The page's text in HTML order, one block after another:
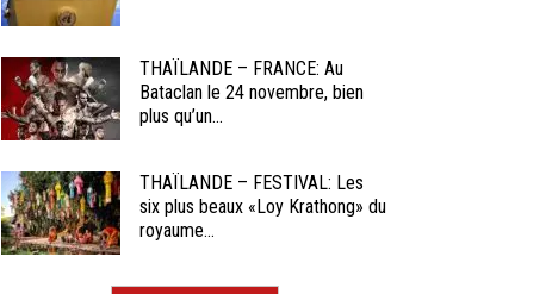
THAÏLANDE – FRANCE: Au
Bataclan le 24 novembre, bien
plus qu’un...
THAÏLANDE – FESTIVAL: Les
six plus beaux «Loy Krathong» du
royaume...